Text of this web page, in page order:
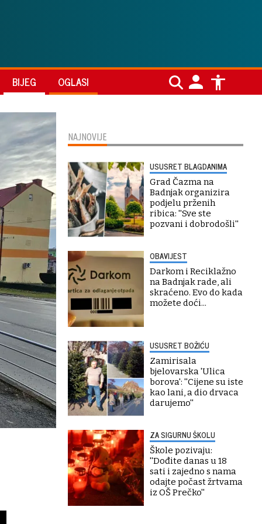
BIJEG OGLASI
NAJNOVIJE
USUSRET BLAGDANIMA
Grad Čazma na
Badnjak organizira
podjelu prženih
ribica: ''Sve ste
pozvani i dobrodošli''
OBAVIJEST
Darkom i Reciklažno
na Badnjak rade, ali
skraćeno. Evo do kada
možete doći...
USUSRET BOŽIĆU
Zamirisala
bjelovarska 'Ulica
borova': ''Cijene su iste
kao lani, a dio drvaca
darujemo''
ZA SIGURNU ŠKOLU
Škole pozivaju:
''Dođite danas u 18
sati i zajedno s nama
odajte počast žrtvama
iz OŠ Prečko''